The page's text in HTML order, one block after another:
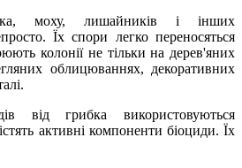
моху, лишайників і інших
Їх спори легко переносяться
колонії не тільки на дерев'яних
облицюваннях, декоративних
від грибка використовуються
активні компоненти біоциди. Їх